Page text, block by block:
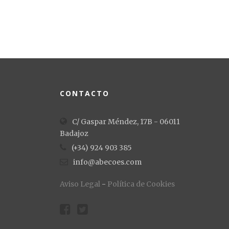
CONTACTO
C/ Gaspar Méndez, 17B - 06011
Badajoz
(+34) 924 903 385
info@abecoes.com
Aviso Legal - Política de Cookies